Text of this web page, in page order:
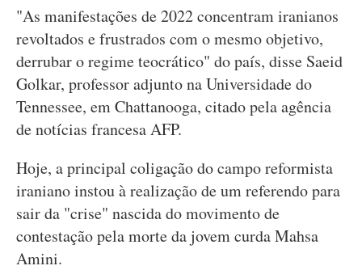
"As manifestações de 2022 concentram iranianos
revoltados e frustrados com o mesmo objetivo,
derrubar o regime teocrático" do país, disse Saeid
Golkar, professor adjunto na Universidade do
Tennessee, em Chattanooga, citado pela agência
de notícias francesa AFP.
Hoje, a principal coligação do campo reformista
iraniano instou à realização de um referendo para
sair da "crise" nascida do movimento de
contestação pela morte da jovem curda Mahsa
Amini.